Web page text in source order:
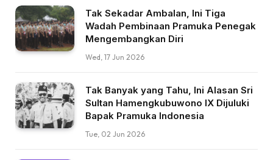
Tak Sekadar Ambalan, Ini Tiga
Wadah Pembinaan Pramuka Penegak
Mengembangkan Diri
Wed, 17 Jun 2026
Tak Banyak yang Tahu, Ini Alasan Sri
Sultan Hamengkubuwono IX Dijuluki
Bapak Pramuka Indonesia
Tue, 02 Jun 2026